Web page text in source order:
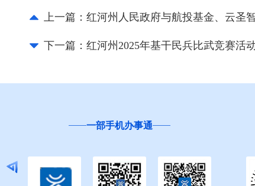
上一篇： 红河州人民政府与航投基金、云圣
下一篇： 红河州2025年基干民兵比武竞赛活
“互联网+督查”
云南